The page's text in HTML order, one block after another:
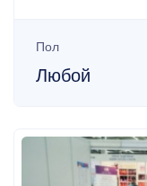
Пол
Любой